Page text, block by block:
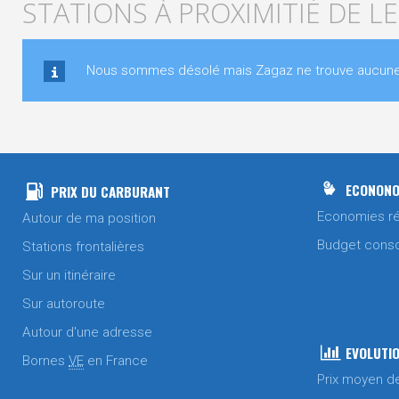
STATIONS À PROXIMITIÉ DE
Nous sommes désolé mais Zagaz ne trouve
PRIX DU CARBURANT
Autour de ma position
Stations frontalières
Sur un itinéraire
Sur autoroute
Autour d'une adresse
Bornes VE en France
Economies
Budget
Prix moyen